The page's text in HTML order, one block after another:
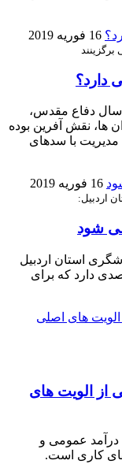
16 فوریه 2019
دارد؟
سال دفاع مقدس،
ها، نقش آفرین بوده
مدیریت با سدهای
16 فوریه 2019
اردبیل:
استان اردبیل
شیشه ای هیر پیشرفتی 80 درصدی دارد که برای
از الویت های
درآمد عمومی و
کاری است.